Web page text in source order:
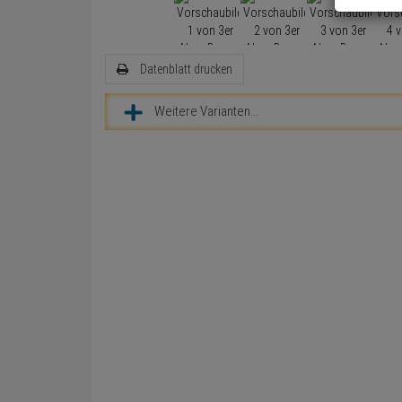
Datenblatt drucken
Weitere Varianten...